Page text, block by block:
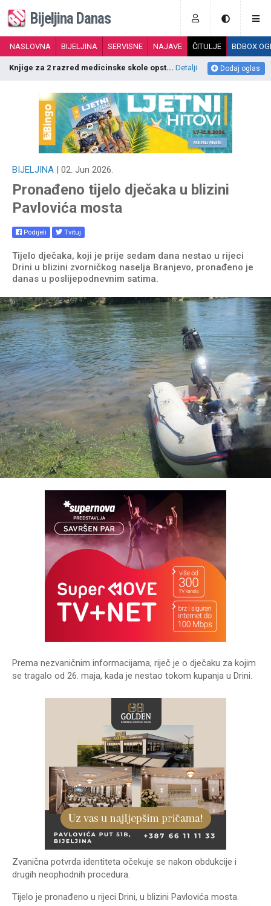
Bijeljina Danas
NASLOVNA BIJELJINA SERVISNE NAJAVE ČITULJE BDBOX
Dodaj oglas
Knjige za 2 razred medicinske skole opst... Detalji
BIJELJINA | 02. Jun 2026.
Pronađeno tijelo dječaka u blizini
Pavlovića mosta
Podijeli Tvituj
Tijelo dječaka, koji je prije sedam dana nestao u rijeci
Drini u blizini zvorničkog naselja Branjevo, pronađeno je
danas u poslijepodnevnim satima.
Prema nezvaničnim informacijama, riječ je o dječaku za kojim
se tragalo od 26. maja, kada je nestao tokom kupanja u Drini.
Zvanična potvrda identiteta očekuje se nakon obdukcije i
drugih neophodnih procedura.
Tijelo je pronađeno u rijeci Drini, u blizini Pavlovića mosta.